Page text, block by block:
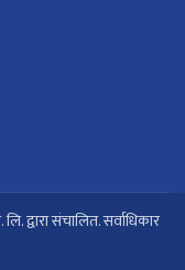
द्वारा संचालित. सर्वाधिकार